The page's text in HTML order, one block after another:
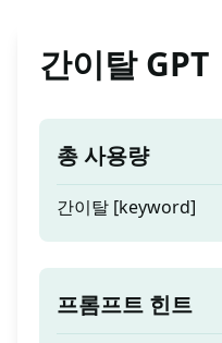
간이탈 GPT
총 사용량
간이탈 [keyword]
프롬프트 힌트